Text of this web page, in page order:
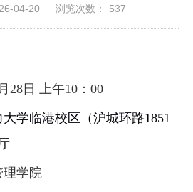
04-20 浏览次数： 537
月 28 日 上午10 ： 00
学临港校区（沪城环路1851
理学院